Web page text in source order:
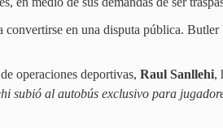
en una disputa pública. Butler
operaciones deportivas, Raul Sanllehi,
subió al autobús exclusivo para